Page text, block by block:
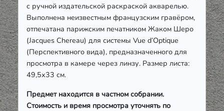
с ручной издательской раскраской акварелью.
Выполнена неизвестным французским гравёром,
отпечатана парижским печатником Жаком Шеро
(Jacques Chereau) для системы Vue d’Optique
(Перспективного вида), предназначенного для
просмотра в камере через линзу. Размер листа:
49,5х33 см.
Предмет находится в частном собрании.
Стоимость и время просмотра уточнять по